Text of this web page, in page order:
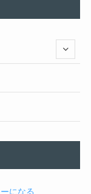
になる